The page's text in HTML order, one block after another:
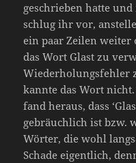
geschrieben hatte
schlug ihr vor,
ein paar Zeilen weiter
das Wort Glast zu
Wiederholungsfehler
kannte das Wort
fand heraus, dass
gebräuchlich ist bzw.
Wörter, die wohl
Schade eigentlich,